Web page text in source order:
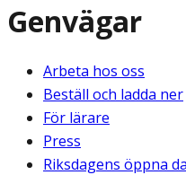
Genvägar
Arbeta hos oss
Beställ och ladda ner
För lärare
Press
Riksdagens öppna